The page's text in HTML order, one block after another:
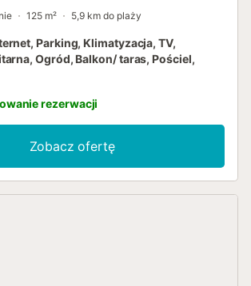
125 m² 5,9 km do plaży
Parking, Klimatyzacja, TV,
Ogród, Balkon/ taras, Pościel,
rezerwacji
Zobacz ofertę